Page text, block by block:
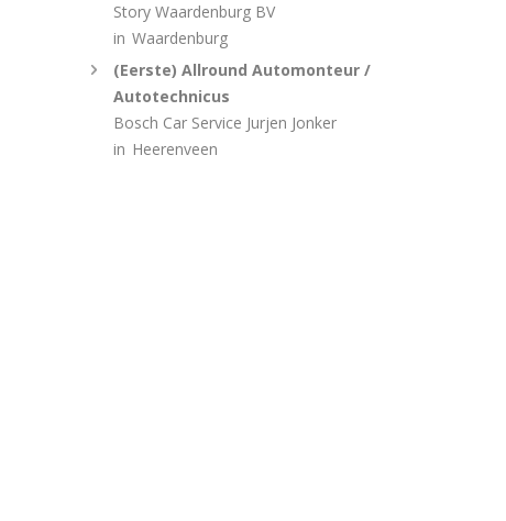
Story Waardenburg BV
in Waardenburg
(Eerste) Allround Automonteur /
Autotechnicus
Bosch Car Service Jurjen Jonker
in Heerenveen